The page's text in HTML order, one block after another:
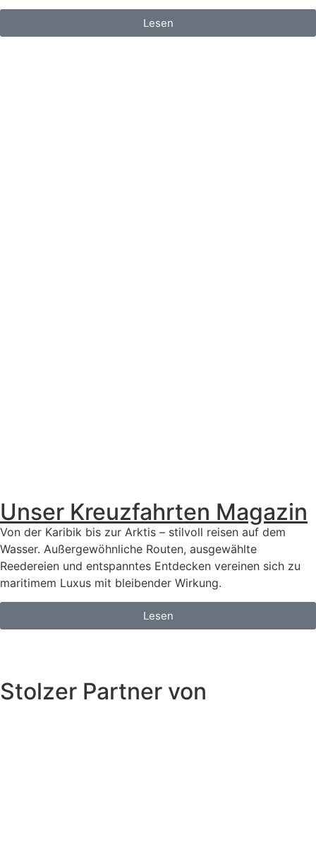
Lesen
Unser Kreuzfahrten Magazin
Von der Karibik bis zur Arktis – stilvoll reisen auf dem
Wasser. Außergewöhnliche Routen, ausgewählte
Reedereien und entspanntes Entdecken vereinen sich zu
maritimem Luxus mit bleibender Wirkung.
Lesen
Stolzer Partner von